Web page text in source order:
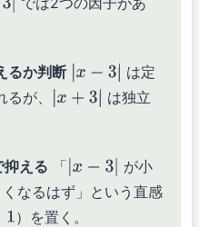
るか判断 x−3|
は定
が、 x+3|
は独立
抑える 「 x−3
が小
くなるはず」という直感
）を置く。